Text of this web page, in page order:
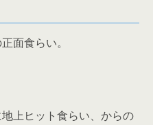
面食らい。
上ヒット食らい、からの